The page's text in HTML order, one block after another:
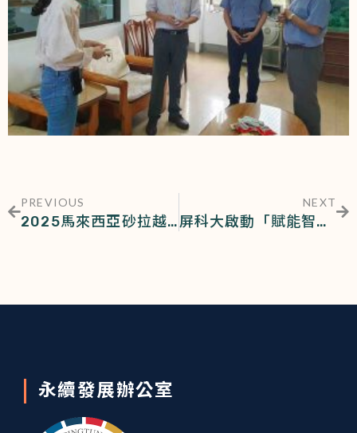
PREVIOUS
2025馬來西亞砂拉越中學生食農教育體驗營 讓永續種子在心中萌芽
NEXT
屏科大啟動「賦能智慧世代 創新跨域人才」新篇章 114年高教深耕計畫核定經費首度突破2億3,000萬元
永續發展辦公室